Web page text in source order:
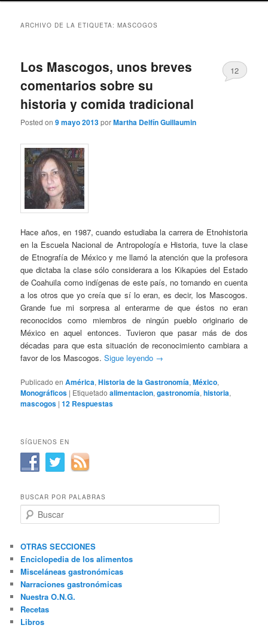
ARCHIVO DE LA ETIQUETA:MASCOGOS
Los Mascogos, unos breves
comentarios sobre su
historia y comida tradicional
Posted on9 mayo 2013porMartha Delfín Guillaumin
12
Hace años, en 1987, cuando estudiaba la carrera de Etnohistoria
en la Escuela Nacional de Antropología e Historia, tuve la clase
de Etnografía de México y me llamó la atención que la profesora
que dictaba la clase sólo considerara a los Kikapúes del Estado
de Coahuila como indígenas de este país, no tomando en cuenta
a los otros que yo creía que sí lo eran, es decir, los Mascogos.
Grande fue mi sorpresa al enterarme de que éstos no eran
reconocidos como miembros de ningún pueblo originario de
México en aquel entonces. Tuvieron que pasar más de dos
décadas para que esta situación de reconocimiento cambiara a
favor de los Mascogos.Sigue leyendo →
Publicado en América,Historia de la Gastronomía,México,
Monográficos | Etiquetado alimentacion,gastronomía,historia,
mascogos |12 Respuestas
SÍGUENOS EN
BUSCAR POR PALABRAS
u
c
a
r
OTRAS SECCIONES
Enciclopedia de los alimentos
Misceláneas gastronómicas
Narraciones gastronómicas
Nuestra O.N.G.
Recetas
Libros